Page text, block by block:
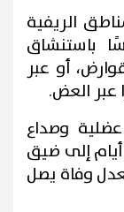
الريفية
باستنشاق
أو عبر
عبر العض.
وصداع
إلى ضيق
وفاة يصل